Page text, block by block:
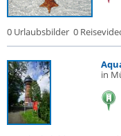
0 Urlaubsbilder 0
in